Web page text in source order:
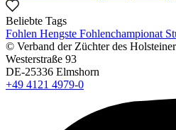
Beliebte Tags
Fohlen Hengste Fohlenchampionat
© Verband der Züchter des
Westerstraße 93
DE-25336 Elmshorn
+49 4121 4979-0